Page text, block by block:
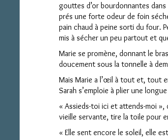
gouttes d’or bourdonnantes
prés une forte odeur de foin
pain chaud à peine sorti du four.
mis à sécher un peu partout et
Marie se promène, donnant le
doucement sous la tonnelle à
Mais Marie a l’œil à tout et, tout
Sarah s’emploie à plier une
« Assieds-toi ici et attends-moi »,
vieille servante, tire la toile pour
« Elle sent encore le soleil, elle